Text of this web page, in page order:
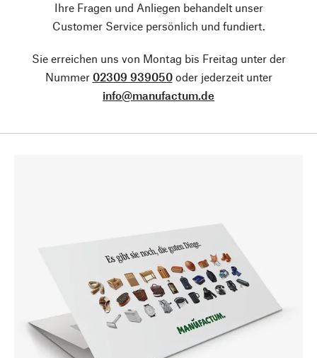
Ihre Fragen und Anliegen behandelt unser
Customer Service persönlich und fundiert.
Sie erreichen uns von Montag bis Freitag unter der
Nummer 02309 939050oder jederzeit unter
info@manufactum.de